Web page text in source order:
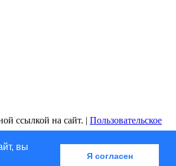
вы
Я согласен
ссылкой на сайт. | Пользовательское